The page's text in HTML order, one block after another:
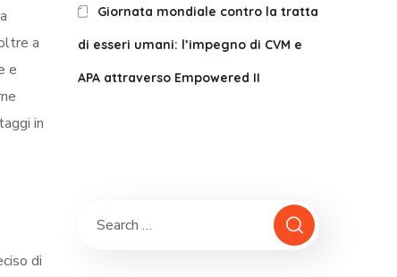
a
e
in
di
Giornata mondiale contro la tratta
di esseri umani: l’impegno di CVM e
APA attraverso Empowered II